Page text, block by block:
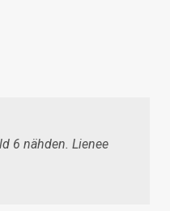
6 nähden. Lienee